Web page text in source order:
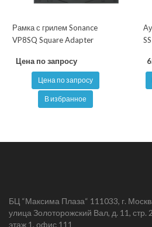
Рамка с грилем Sonance
VP8SQ Square Adapter
Цена по запросу
Цена по запросу
В избранное
БЦ “Максима Плаза“ 111033, г.
улица Золоторожский Вал, д. 11, стр.
этаж 1, офис 111